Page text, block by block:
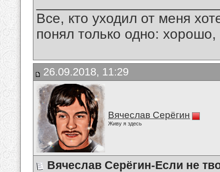
Все, кто уходил от меня
понял только одно:
26.09.2018, 11:29
Вячеслав Серёгин
Живу я здесь
Вячеслав Серёгин-Если не